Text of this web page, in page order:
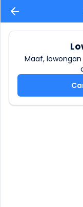
Maaf,